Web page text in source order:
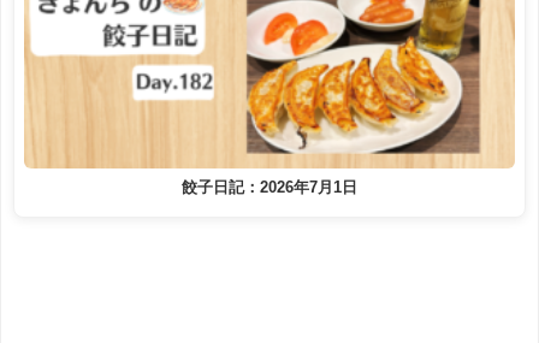
餃子日記：2026年7月1日